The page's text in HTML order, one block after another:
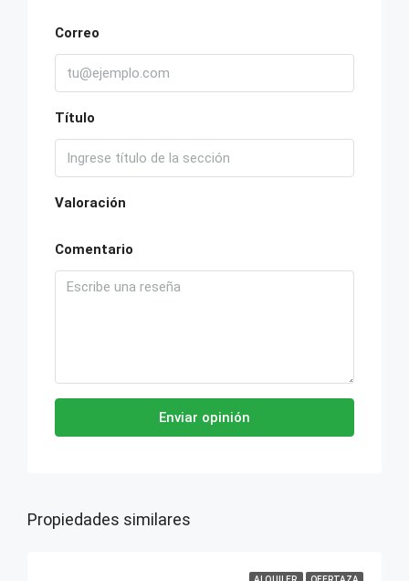
Correo
Título
Valoración
Comentario
Enviar opinión
Propiedades similares